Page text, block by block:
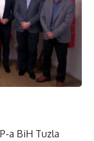
a BiH Tuzla